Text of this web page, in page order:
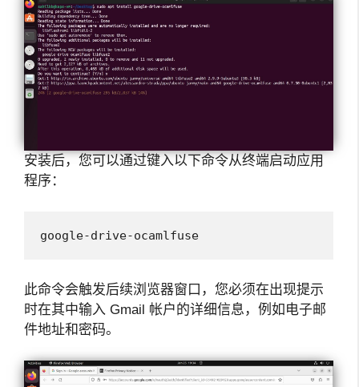
安装后，您可以通过键入以下命令从终端启动应用
程序：
google-drive-ocamlfuse
此命令会触发后续浏览器窗口，您必须在出现提示
时在其中输入 Gmail 帐户的详细信息，例如电子邮
件地址和密码。